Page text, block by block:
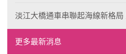
淡江大橋通車串聯起海線新格局
風格形塑即日起開放報名
更多最新消息